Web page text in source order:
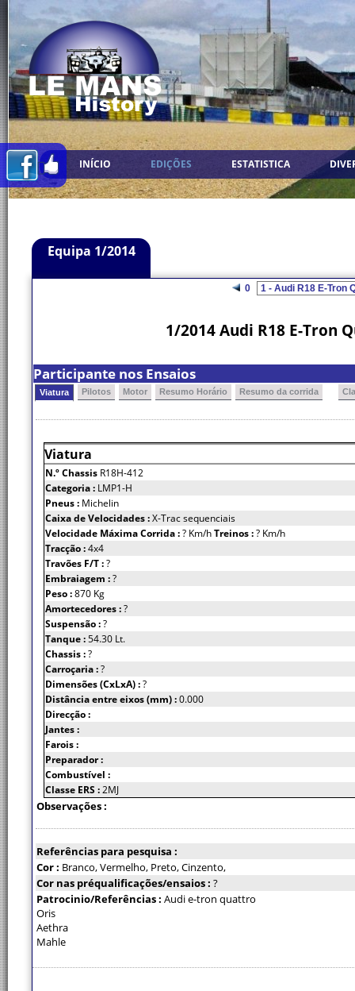
INÍCIO EDIÇÕES ESTATISTICA
Equipa 1/2014
0
1/2014 Audi R18 E-Tron
Participante nos Ensaios
Viatura Pilotos Motor Resumo Horário Resumo da corrida
Viatura
N.º Chassis R18H-412
Categoria : LMP1-H
Pneus : Michelin
Caixa de Velocidades :X-Trac sequenciais
Velocidade Máxima Corrida :? Km/hTreinos :? Km/h
Tracção :4x4
Travões F/T :?
Embraiagem :?
Peso :870 Kg
Amortecedores :?
Suspensão :?
Tanque :54.30 Lt.
Chassis :?
Carroçaria :?
Dimensões (CxLxA) :?
Distância entre eixos (mm) :0.000
Direcção :
Jantes :
Farois :
Preparador :
Combustível :
Classe ERS :2MJ
Observações :
Referências para pesquisa :
Cor : Branco, Vermelho, Preto, Cinzento,
Cor nas préqualificações/ensaios : ?
Patrocinio/Referências : Audi e-tron quattro
Oris
Aethra
Mahle